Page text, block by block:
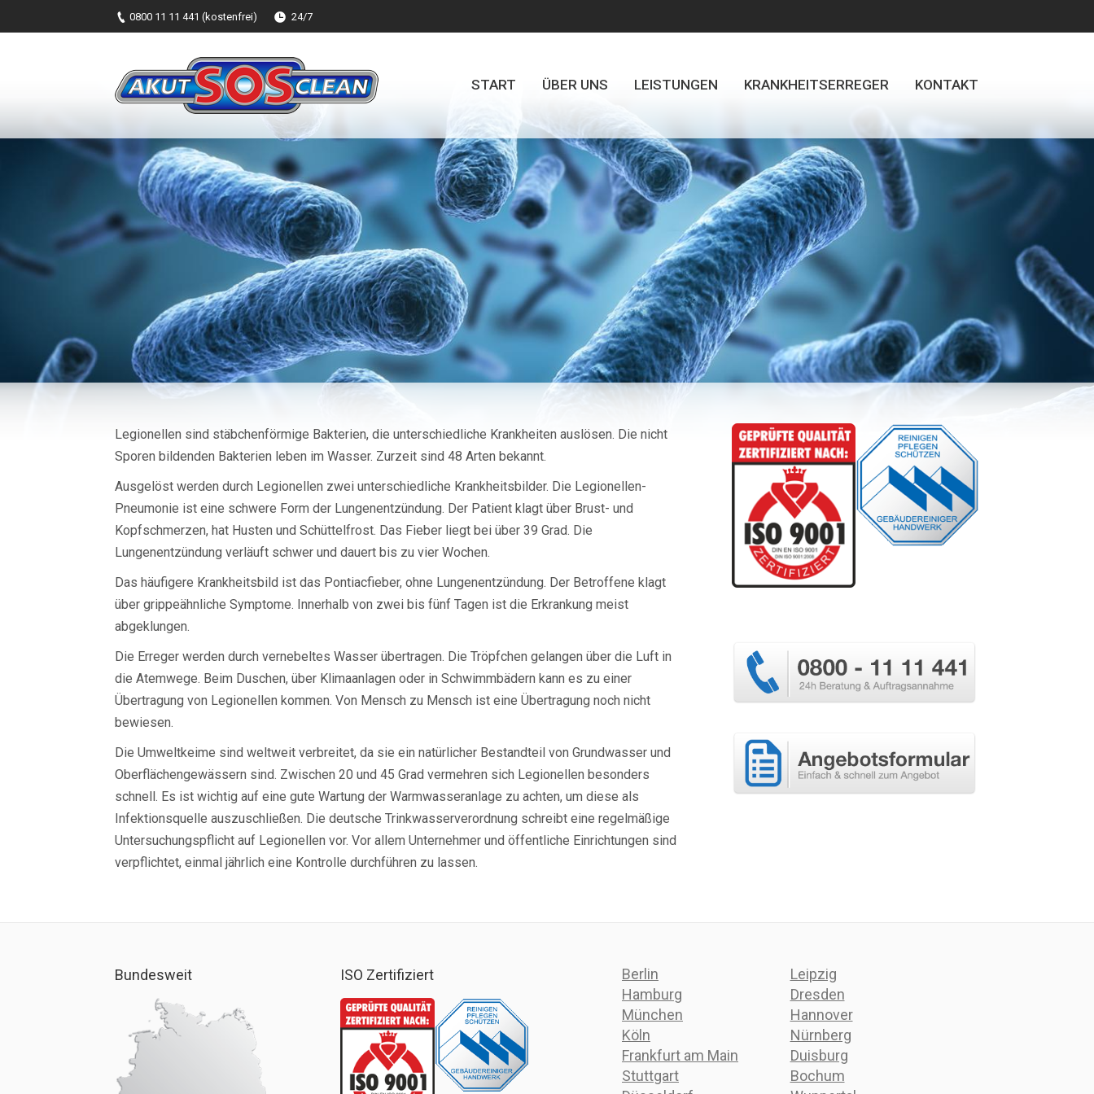
0800 11 11 441 (kostenfrei) 24/7
START ÜBER UNS LEISTUNGEN KRANKHEITSERREGER KONTAKT
Legionellen sind stäbchenförmige Bakterien, die unterschiedliche Krankheiten auslösen. Die nicht
Sporen bildenden Bakterien leben im Wasser. Zurzeit sind 48 Arten bekannt.
Ausgelöst werden durch Legionellen zwei unterschiedliche Krankheitsbilder. Die Legionellen-
Pneumonie ist eine schwere Form der Lungenentzündung. Der Patient klagt über Brust- und
Kopfschmerzen, hat Husten und Schüttelfrost. Das Fieber liegt bei über 39 Grad. Die
Lungenentzündung verläuft schwer und dauert bis zu vier Wochen.
Das häufigere Krankheitsbild ist das Pontiacfieber, ohne Lungenentzündung. Der Betroffene klagt
über grippeähnliche Symptome. Innerhalb von zwei bis fünf Tagen ist die Erkrankung meist
abgeklungen.
Die Erreger werden durch vernebeltes Wasser übertragen. Die Tröpfchen gelangen über die Luft in
die Atemwege. Beim Duschen, über Klimaanlagen oder in Schwimmbädern kann es zu einer
Übertragung von Legionellen kommen. Von Mensch zu Mensch ist eine Übertragung noch nicht
bewiesen.
Die Umweltkeime sind weltweit verbreitet, da sie ein natürlicher Bestandteil von Grundwasser und
Oberflächengewässern sind. Zwischen 20 und 45 Grad vermehren sich Legionellen besonders
schnell. Es ist wichtig auf eine gute Wartung der Warmwasseranlage zu achten, um diese als
Infektionsquelle auszuschließen. Die deutsche Trinkwasserverordnung schreibt eine regelmäßige
Untersuchungspflicht auf Legionellen vor. Vor allem Unternehmer und öffentliche Einrichtungen sind
verpflichtet, einmal jährlich eine Kontrolle durchführen zu lassen.
Bundesweit ISO Zertifiziert
Berlin
Hamburg
München
Köln
Frankfurt am Main
Stuttgart
Leipzig
Dresden
Hannover
Nürnberg
Duisburg
Bochum